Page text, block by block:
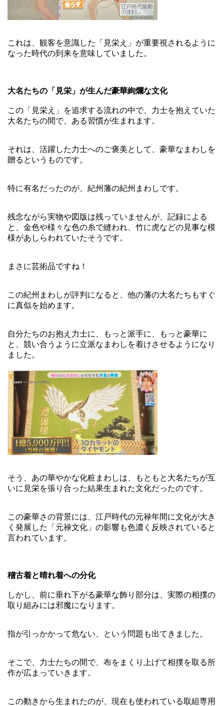
これは、観客を意識した「見栄え」が重要視されるように
なった時代の到来を意味していました。
大名たちの「見栄」が生んだ豪華絢爛な文化
この「見栄え」を追求する流れの中で、力士を抱えていた
大名たちの間で、ある習慣が生まれます。
それは、活躍した力士へのご褒美として、豪華なまわしを
贈るというものです。
特に有名だったのが、紀州藩の紀州まわしです。
残念ながら実物や図版は残っていませんが、記録による
と、金色や様々な色の糸で縫われ、竹に虎などの見事な模
様があしらわれていたそうです。
まさに芸術品ですね！
この紀州まわしが評判になると、他の藩の大名たちもすぐ
に真似を始めます。
自分たちのお抱え力士に、もっと派手に、もっと豪華に
と、競い合うように立派なまわしを着けさせるようになり
ました。
そう、あの華やかな化粧まわしは、もともと大名たちが互
いに見栄を張り合った結果生まれた文化だったのです。
この豪華さの背景には、江戸時代の元禄年間に文化が大き
く発展した「元禄文化」の影響も色濃く反映されていると
言われています。
稽古着と晴れ着への分化
しかし、前に垂れ下がる豪華な飾り部分は、実際の相撲の
取り組みには邪魔になります。
指が引っかかって危ない、という問題も出てきました。
そこで、力士たちの間で、布をまくり上げて相撲を取る所
作が広まっていきます。
この動きから生まれたのが、現在も使われている取組専用